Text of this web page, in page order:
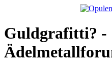
Guldgrafitti? -